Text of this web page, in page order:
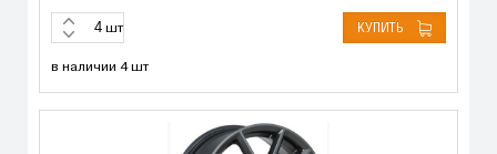
шт КУПИТЬ
в наличии 4 шт